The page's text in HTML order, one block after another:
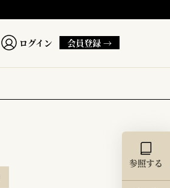
ログイン 会員登録 →
参照する